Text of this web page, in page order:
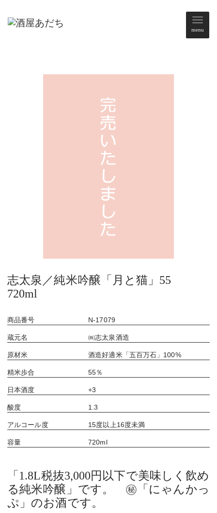
メ
ニ
menu
志太泉／純米吟醸「月と猫」55
720ml
商品番号 N-17079
蔵元名 ㈱志太泉酒造
原材米 酒造好適米「五百万石」100%
精米歩合 55％
日本酒度 +3
酸度 1.3
アルコール度 15度以上16度未満
容量 720ml
「1.8L税抜3,000円以下で美味しく飲め
る純米吟醸」です。 ㊙「にゃんかっ
ぷ」のお酒です。